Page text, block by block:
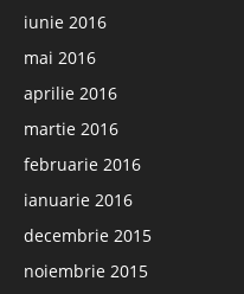
iunie 2016
mai 2016
aprilie 2016
martie 2016
februarie 2016
ianuarie 2016
decembrie 2015
noiembrie 2015